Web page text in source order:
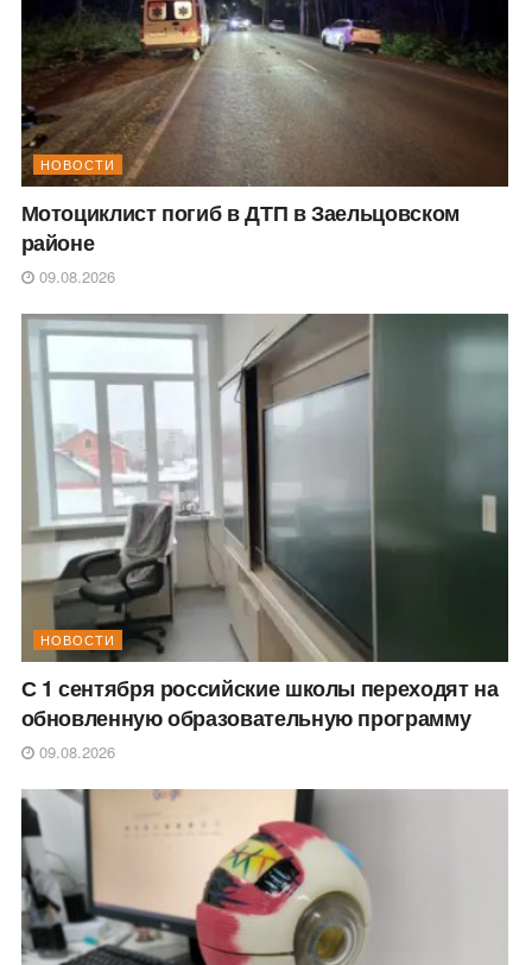
НОВОСТИ
Мотоциклист погиб в ДТП в Заельцовском
районе
09.08.2026
НОВОСТИ
С 1 сентября российские школы переходят на
обновленную образовательную программу
09.08.2026